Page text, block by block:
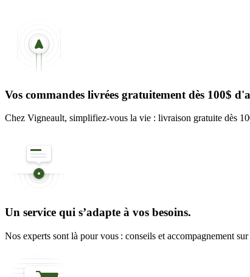
Vos commandes livrées gratuitement dès 100$
Chez Vigneault, simplifiez-vous la vie : livraison gratuite dès
Un service qui s’adapte à vos besoins.
Nos experts sont là pour vous : conseils et accompagnement